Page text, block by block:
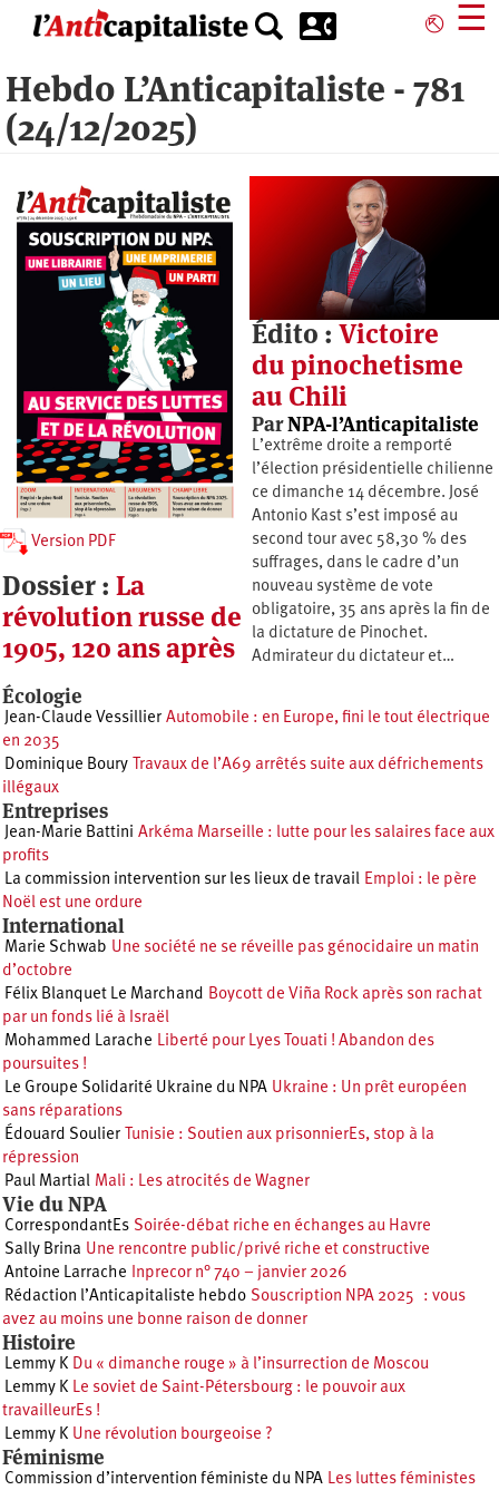
principal
⎋ ☰
Hebdo L’Anticapitaliste - 781
(24/12/2025)
Édito : Victoire
du pinochetisme
au Chili
ParNPA-l’Anticapitaliste
L’extrême droite a remporté
l’élection présidentielle chilienne
ce dimanche 14 décembre. José
Antonio Kast s’est imposé au
second tour avec 58,30 % des
suffrages, dans le cadre d’un
nouveau système de vote
obligatoire, 35 ans après la fin de
la dictature de Pinochet.
Admirateur du dictateur et…
Version PDF
Dossier : La
révolution russe de
1905, 120 ans après
Écologie
Jean-Claude Vessillier Automobile : en Europe, fini le tout électrique
en 2035
Dominique Boury Travaux de l’A69 arrêtés suite aux défrichements
illégaux
Entreprises
Jean-Marie Battini Arkéma Marseille : lutte pour les salaires face aux
profits
La commission intervention sur les lieux de travail Emploi : le père
Noël est une ordure
International
Marie Schwab Une société ne se réveille pas génocidaire un matin
d’octobre
Félix Blanquet Le Marchand Boycott de Viña Rock après son rachat
par un fonds lié à Israël
Mohammed Larache Liberté pour Lyes Touati ! Abandon des
poursuites !
Le Groupe Solidarité Ukraine du NPA Ukraine : Un prêt européen
sans réparations
Édouard Soulier Tunisie : Soutien aux prisonnierEs, stop à la
répression
Paul Martial Mali : Les atrocités de Wagner
Vie du NPA
CorrespondantEs Soirée-débat riche en échanges au Havre
Sally Brina Une rencontre public/privé riche et constructive
Antoine Larrache Inprecor n° 740 – janvier 2026
Rédaction l’Anticapitaliste hebdo Souscription NPA 2025 : vous
avez au moins une bonne raison de donner
Histoire
Lemmy K Du « dimanche rouge » à l’insurrection de Moscou
Lemmy K Le soviet de Saint-Pétersbourg : le pouvoir aux
travailleurEs !
Lemmy K Une révolution bourgeoise ?
Féminisme
Commission d’intervention féministe du NPA Les luttes féministes